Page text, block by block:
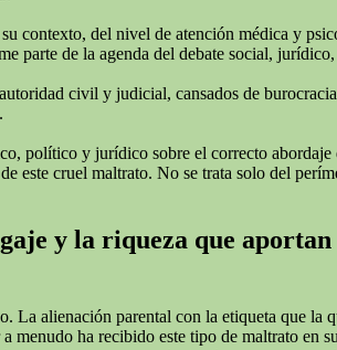
contexto, del nivel de atención médica y
parte de la agenda del debate social,
civil y judicial, cansados de
político y jurídico sobre el correcto
este cruel maltrato. No se trata solo del
y la riqueza que aportan
alienación parental con la etiqueta que la
ha recibido este tipo de maltrato en